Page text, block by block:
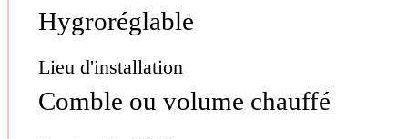
Hygroréglable
Lieu d'installation
Comble ou volume chauffé